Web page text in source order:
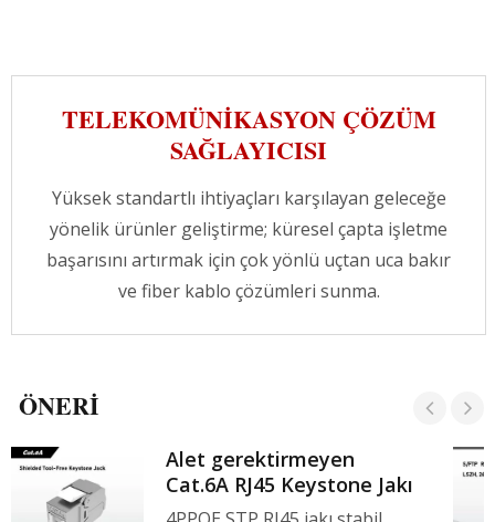
TELEKOMÜNIKASYON ÇÖZÜM
SAĞLAYICISI
Yüksek standartlı ihtiyaçları karşılayan geleceğe
yönelik ürünler geliştirme; küresel çapta işletme
başarısını artırmak için çok yönlü uçtan uca bakır
ve fiber kablo çözümleri sunma.
ÖNERI
Alet gerektirmeyen
Cat.6A RJ45 Keystone Jakı